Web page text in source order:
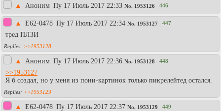
▲
Аноним Пy 17 Июль 2017 22:33 No. 1953126 446
▲ E62-0478 Пy 17 Июль 2017 22:34 No. 1953127 447
тред ПЛЗИ
>>1953128
▲ Аноним Пy 17 Июль 2017 22:36 No. 1953128 448
>>1953127
Я б создал, но у меня из пони-картинок только пикрелейтед остался.
>>1953129
▲ E62-0478 Пy 17 Июль 2017 22:37 No. 1953129 449